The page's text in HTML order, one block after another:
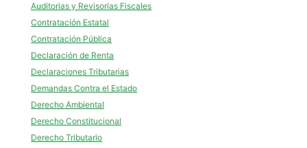
Auditorias y Revisorías Fiscales
Contratación Estatal
Contratación Pública
Declaración de Renta
Declaraciones Tributarias
Demandas Contra el Estado
Derecho Ambiental
Derecho Constitucional
Derecho Tributario